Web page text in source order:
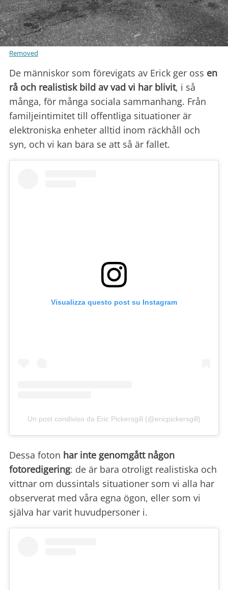
Removed
De människor som förevigats av Erick ger oss en
rå och realistisk bild av vad vi har blivit, i så
många, för många sociala sammanhang. Från
familjeintimitet till offentliga situationer är
elektroniska enheter alltid inom räckhåll och
syn, och vi kan bara se att så är fallet.
Visualizza questo post su Instagram
Un post condiviso da Eric Pickersgill (@ericpickersgill)
Dessa foton har inte genomgått någon
fotoredigering: de är bara otroligt realistiska och
vittnar om dussintals situationer som vi alla har
observerat med våra egna ögon, eller som vi
själva har varit huvudpersoner i.